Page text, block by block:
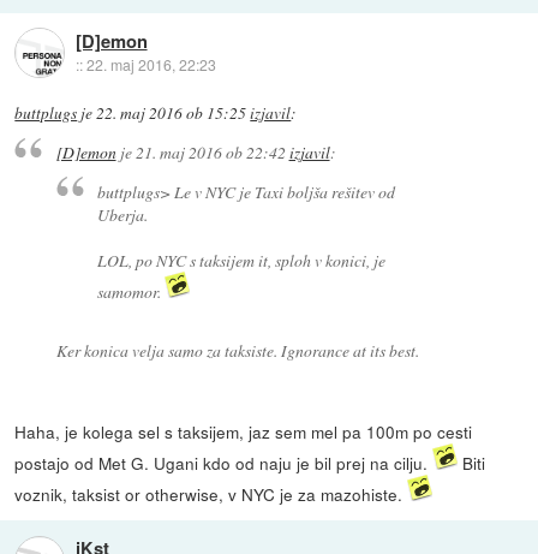
[D]emon
::22. maj 2016, 22:23
buttplugs je22. maj 2016 ob 15:25izjavil:
[D]emonje21. maj 2016 ob 22:42 izjavil:
buttplugs> Le v NYC je Taxi boljša rešitev od
Uberja.
LOL, po NYC s taksijem it, sploh v konici, je
samomor.
Ker konica velja samo za taksiste. Ignorance at its best.
Haha, je kolega sel s taksijem, jaz sem mel pa 100m po cesti
postajo od Met G. Ugani kdo od naju je bil prej na cilju.
Biti
voznik, taksist or otherwise, v NYC je za mazohiste.
iKst